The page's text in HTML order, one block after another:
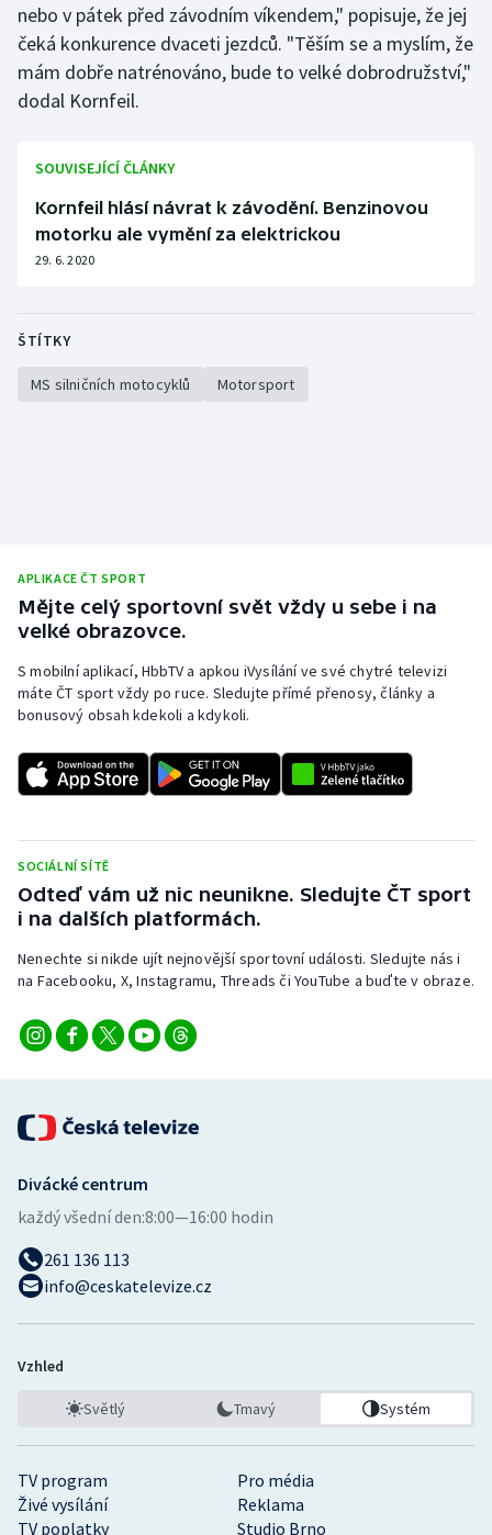
Sportovní střelba
Stolní tenis
Veslování
Vodní slalom
Ostatní
nebo v pátek před závodním víkendem," popisuje, že jej
čeká konkurence dvaceti jezdců. "Těším se a myslím, že
mám dobře natrénováno, bude to velké dobrodružství,"
dodal Kornfeil.
SOUVISEJÍCÍ ČLÁNKY
Kornfeil hlásí návrat k závodění. Benzinovou
motorku ale vymění za elektrickou
29. 6. 2020
ŠTÍTKY
MS silničních motocyklů Motorsport
APLIKACE ČT SPORT
Mějte celý sportovní svět vždy u sebe i na
velké obrazovce.
S mobilní aplikací, HbbTV a apkou iVysílání ve své chytré televizi
máte ČT sport vždy po ruce. Sledujte přímé přenosy, články a
bonusový obsah kdekoli a kdykoli.
SOCIÁLNÍ SÍTĚ
Odteď vám už nic neunikne. Sledujte ČT sport
i na dalších platformách.
Nenechte si nikde ujít nejnovější sportovní události. Sledujte nás i
na Facebooku, X, Instagramu, Threads či YouTube a buďte v obraze.
TV program
Pro média
Živé vysílání
Reklama
TV poplatky
Studio Brno
Divácké centrum
každý všední den:8:00—16:00 hodin
261 136 113
info@ceskatelevize.cz
Vzhled
Světlý Tmavý Systém